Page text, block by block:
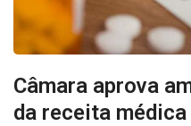
Câmara aprova
da receita médica